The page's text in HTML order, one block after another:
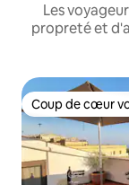
Les
propreté et
Coup de cœur
Coup de cœur